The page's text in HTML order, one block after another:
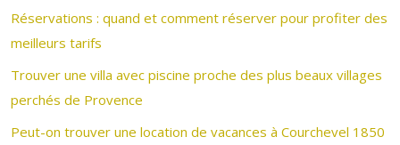
Réservations : quand et comment réserver pour profiter des
meilleurs tarifs
Trouver une villa avec piscine proche des plus beaux villages
perchés de Provence
Peut-on trouver une location de vacances à Courchevel 1850